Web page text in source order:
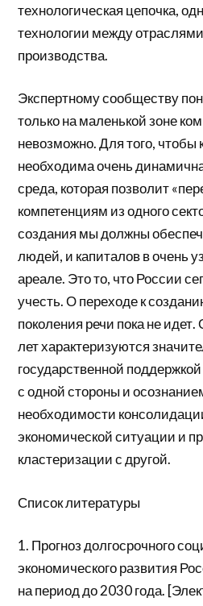
технологическая цепочка,
технологии между
производства.
Экспертному сообществу
только на маленькой зоне
невозможно. Для того, чтобы
необходима очень
среда, которая позволит
компетенциям из одного
создания мы должны
людей, и капиталов в очень
ареале. Это то, что России
учесть. О переходе к
поколения речи пока не
лет характеризуются
государственной
с одной стороны и
необходимости
экономической ситуации и
кластеризации с другой.
Список литературы
1. Прогноз долгосрочного
экономического развития
на период до 2030 года.